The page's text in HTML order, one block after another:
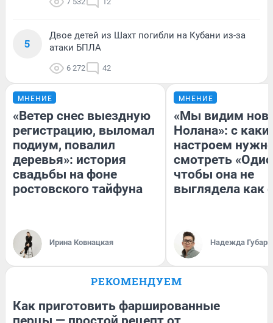
5
Двое детей из Шахт погибли на Кубани из-за
атаки БПЛА
6 272 42
МНЕНИЕ
«Ветер снес выездную
регистрацию, выломал
подиум, повалил
деревья»: история
свадьбы на фоне
ростовского тайфуна
Ирина Ковнацкая
МНЕНИЕ
«Мы видим
Нолана»: с
настроем
смотреть
чтобы она не
выглядела как
Надежда Губарь
РЕКОМЕНДУЕМ
Как приготовить фаршированные